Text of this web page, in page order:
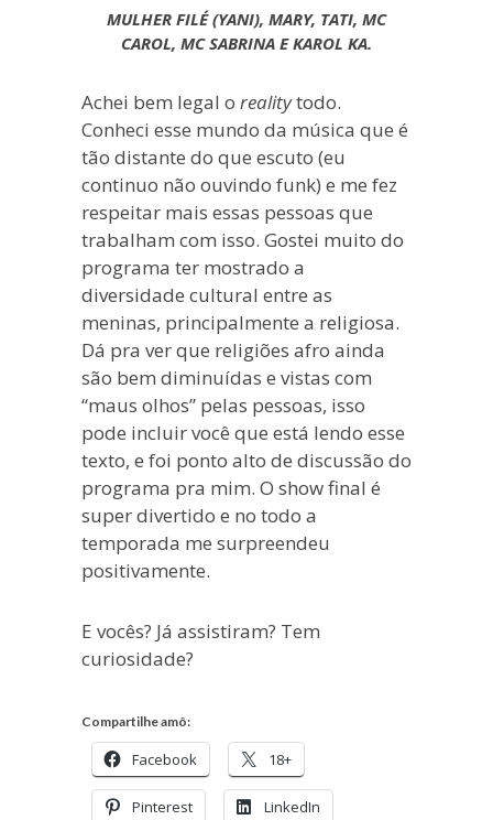
MULHER FILÉ (YANI), MARY, TATI, MC
CAROL, MC SABRINA E KAROL KA.
Achei bem legal o realitytodo.
Conheci esse mundo da música que é
tão distante do que escuto (eu
continuo não ouvindo funk) e me fez
respeitar mais essas pessoas que
trabalham com isso. Gostei muito do
programa ter mostrado a
diversidade cultural entre as
meninas, principalmente a religiosa.
Dá pra ver que religiões afro ainda
são bem diminuídas e vistas com
“maus olhos” pelas pessoas, isso
pode incluir você que está lendo esse
texto, e foi ponto alto de discussão do
programa pra mim. O show final é
super divertido e no todo a
temporada me surpreendeu
positivamente.
E vocês? Já assistiram? Tem
curiosidade?
Compartilhe amô:
Facebook 18+
Pinterest LinkedIn